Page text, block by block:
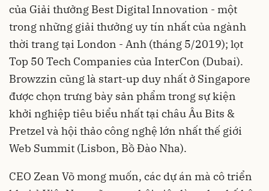
của Giải thưởng Best Digital Innovation - một
trong những giải thưởng uy tín nhất của ngành
thời trang tại London - Anh (tháng 5/2019); lọt
Top 50 Tech Companies của InterCon (Dubai).
Browzzin cũng là start-up duy nhất ở Singapore
được chọn trưng bày sản phẩm trong sự kiện
khởi nghiệp tiêu biểu nhất tại châu Âu Bits &
Pretzel và hội thảo công nghệ lớn nhất thế giới
Web Summit (Lisbon, Bồ Đào Nha).
CEO Zean Võ mong muốn, các dự án mà cô triển